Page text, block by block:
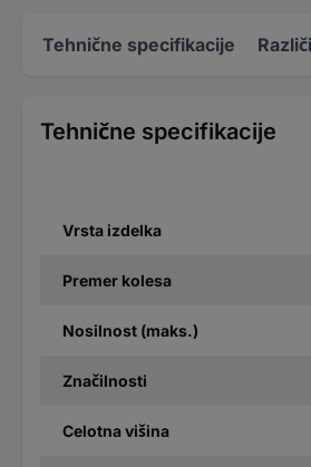
Tehnične specifikacije
Tehnične specifikacije
Vrsta izdelka
Premer kolesa
Nosilnost (maks.)
Značilnosti
Celotna višina